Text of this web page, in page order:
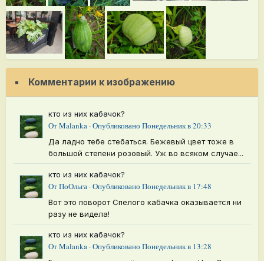
Комментарии к изображению
кто из них кабачок?
ОтMalanka ·Опубликовано Понедельник в 20:33
Да ладно тебе стебаться. Бежевый цвет тоже в
большой степени розовый. Уж во всяком случае...
кто из них кабачок?
ОтПоОльга ·Опубликовано Понедельник в 17:48
Вот это поворот Спелого кабачка оказывается ни
разу не видела!
кто из них кабачок?
ОтMalanka ·Опубликовано Понедельник в 13:28